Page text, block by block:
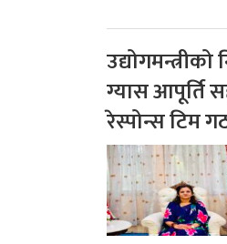
ग्यास आपूर्ति
रेस्पोन्स टिम